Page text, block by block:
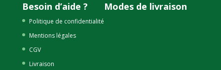
Besoin d’aide ?
Politique de confidentialité
Mentions légales
CGV
Livraison
Modes de livraison